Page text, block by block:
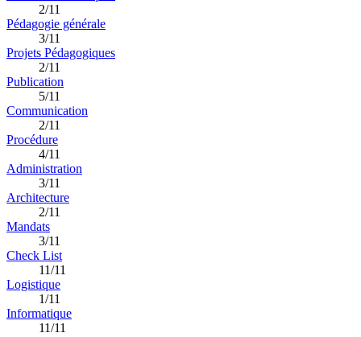
2/11
Pédagogie générale
3/11
Projets Pédagogiques
2/11
Publication
5/11
Communication
2/11
Procédure
4/11
Administration
3/11
Architecture
2/11
Mandats
3/11
Check List
11/11
Logistique
1/11
Informatique
11/11